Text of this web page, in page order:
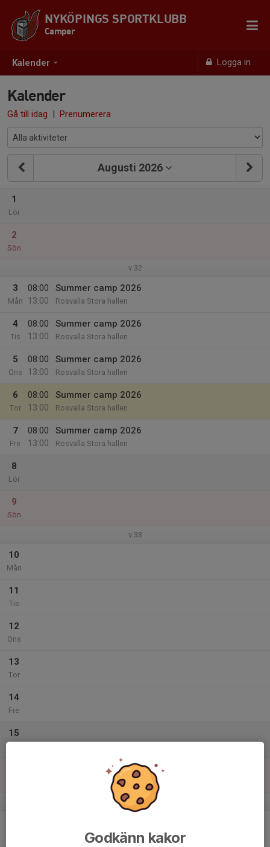
Kalender Logga in
NYKÖPINGS SPORTKLUBB
Camper
Kalender
Gå till idag | Prenumerera
Augusti 2026
1
Lör
2
Sön
v.32
3
Mån
08:00
13:00
Summer camp 2026
Rosvalla Stora hallen
4
Tis
08:00
13:00
Summer camp 2026
Rosvalla Stora hallen
5
Ons
08:00
13:00
Summer camp 2026
Rosvalla Stora hallen
6
Tor
08:00
13:00
Summer camp 2026
Rosvalla Stora hallen
7
Fre
08:00
13:00
Summer camp 2026
Rosvalla Stora hallen
8
Lör
9
Sön
v.33
10
Mån
11
Tis
12
Ons
13
Tor
14
Fre
15
v.34
Godkänn kakor